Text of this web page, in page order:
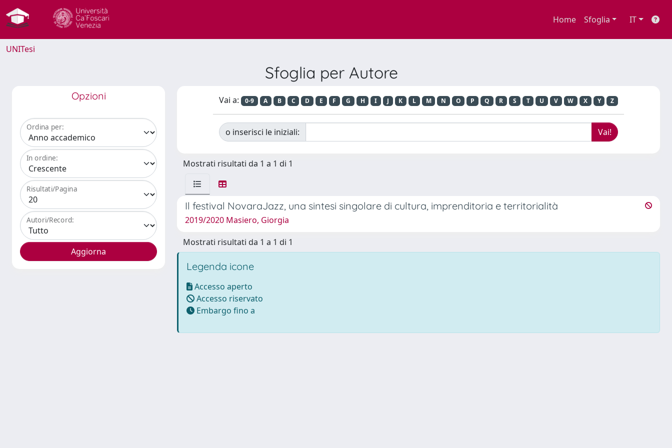
Home Sfoglia IT
UNITesi
Sfoglia per Autore
Opzioni
Ordina per:
In ordine:
Risultati/Pagina
Autori/Record:
Vai a: 0-9 A B C D E F G H I J K L M N O P Q R S T U V W X Y Z
o inserisci le iniziali:
Mostrati risultati da 1 a 1 di 1
Il festival NovaraJazz, una sintesi singolare di cultura, imprenditoria e territorialità
2019/2020 Masiero, Giorgia
Mostrati risultati da 1 a 1 di 1
Legenda icone
Accesso aperto
Accesso riservato
Embargo fino a